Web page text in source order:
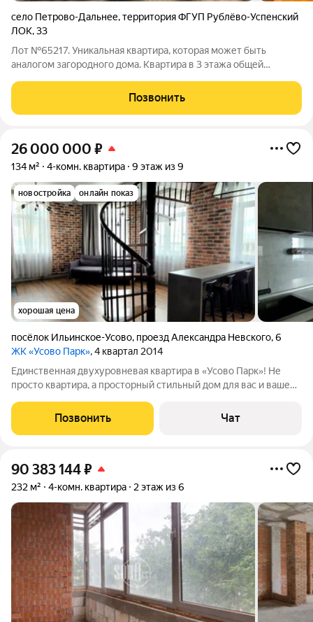
село Петрово-Дальнее,территория ФГУП Рублёво-Успенский
ЛОК,33
Лот №65217. Уникальная квартира, которая может быть
аналогом загородного дома. Квартира в 3 этажа общей
Дальнее». Планировка включает в себя: 5 спален с с/у,
гостиную с камином, кухню, столовую,
Позвонить
26 000 000 ₽
134 м² 4-комн. квартира 9 этаж из 9
новостройка онлайн показ
хорошая цена
посёлок Ильинское-Усово, проезд Александра Невского,6
ЖК «Усово Парк», 4 квартал 2014
Единственная двухуровневая квартира в «Усово Парк»! Не
просто квартира, а просторный стильный дом для вас и вашей
идеальной планировкой такой больше нет в продаже! Почему
Позвонить Чат
90 383 144₽
232 м² 4-комн. квартира 2 этаж из 6